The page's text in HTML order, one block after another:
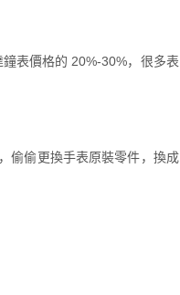
表價格的 20%-30%，很多表
偷偷更換手表原裝零件，換成